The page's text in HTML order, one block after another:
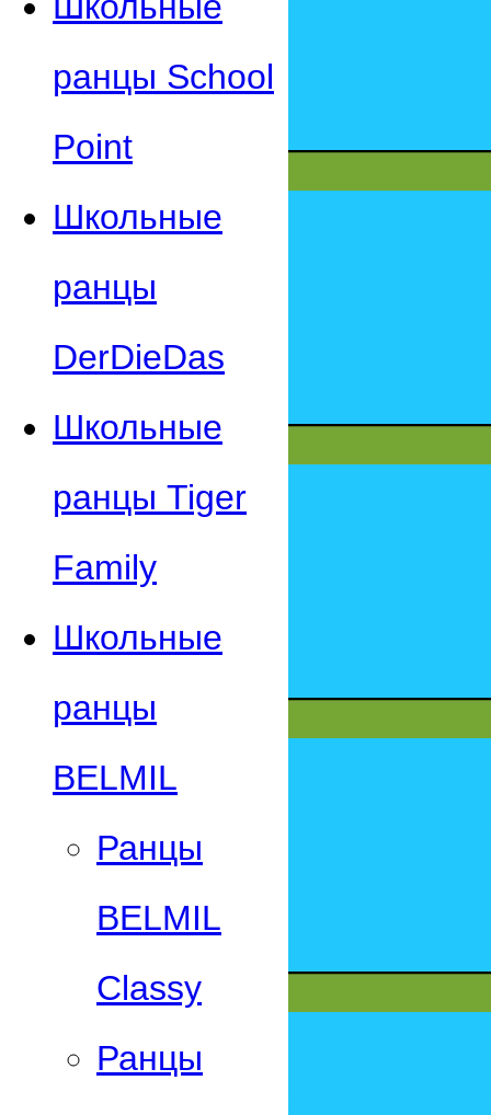
ранцы School
Point
Школьные
ранцы
DerDieDas
Школьные
ранцы Tiger
Family
Школьные
ранцы
BELMIL
Ранцы
BELMIL
Classy
Ранцы